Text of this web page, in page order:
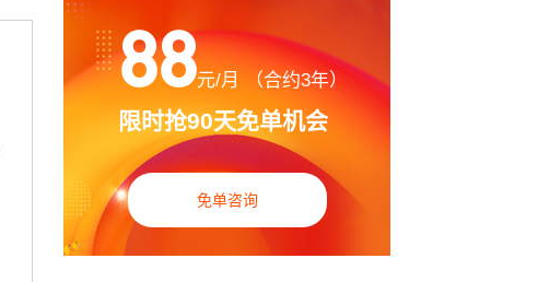
88元/月 （合约3年）
限时抢90天免单机会
免单咨询